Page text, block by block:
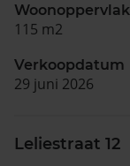
Woonoppervlak
115 m2
Verkoopdatum
29 juni 2026
Leliestraat 12